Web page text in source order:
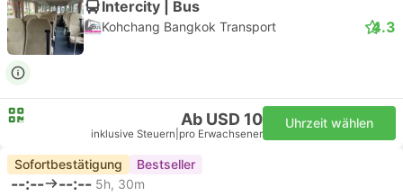
Intercity | Bus
Kohchang Bangkok Transport 4.3
Ab USD 10
inklusive Steuern pro Erwachsener
Uhrzeit wählen
Sofortbestätigung Bestseller
--:-- --:-- 5h, 30m